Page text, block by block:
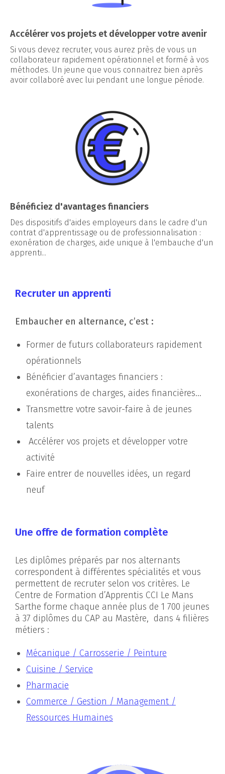
Accélérer vos projets et développer votre avenir
Si vous devez recruter, vous aurez près de vous un
collaborateur rapidement opérationnel et formé à vos
méthodes. Un jeune que vous connaitrez bien après
avoir collaboré avec lui pendant une longue période.
Bénéficiez d'avantages financiers
Des dispositifs d'aides employeurs dans le cadre d'un
contrat d'apprentissage ou de professionnalisation :
exonération de charges, aide unique à l'embauche d'un
apprenti...
Recruter un apprenti
Embaucher en alternance, c’est :
Former de futurs collaborateurs rapidement
opérationnels
Bénéficier d’avantages financiers :
exonérations de charges, aides financières…
Transmettre votre savoir-faire à de jeunes
talents
Accélérer vos projets et développer votre
activité
Faire entrer de nouvelles idées, un regard
neuf
Une offre de formation complète
Les diplômes préparés par nos alternants
correspondent à différentes spécialités et vous
permettent de recruter selon vos critères. Le
Centre de Formation d’Apprentis CCI Le Mans
Sarthe forme chaque année plus de 1 700 jeunes
à 37 diplômes du CAP au Mastère, dans 4 filières
métiers :
Mécanique / Carrosserie / Peinture
Cuisine / Service
Pharmacie
Commerce / Gestion / Management /
Ressources Humaines